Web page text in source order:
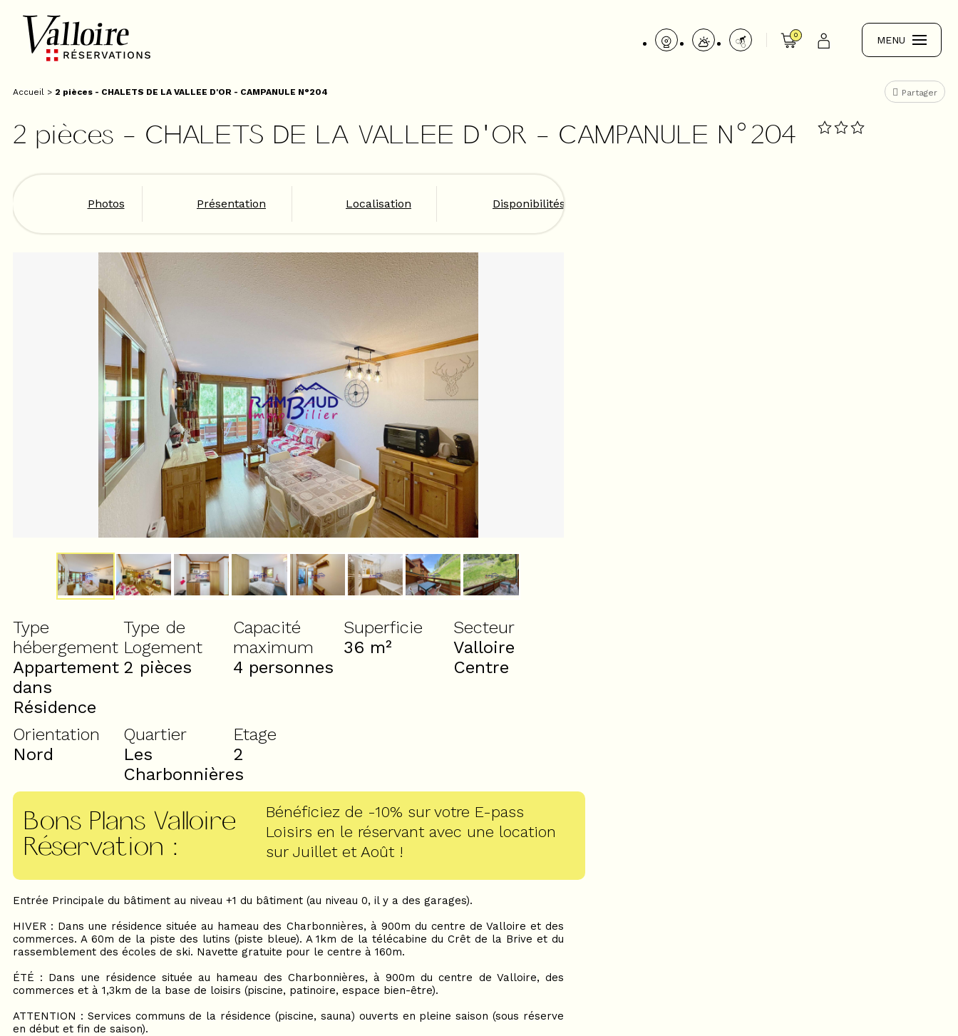
0 MENU
Accueil > 2 pièces - CHALETS DE LA VALLEE D'OR - CAMPANULE N°204 Partager
2 pièces - CHALETS DE LA VALLEE D'OR - CAMPANULE N°204
Photos Présentation Localisation Disponibilités
Type
hébergement
Appartement
dans
Résidence
Type de
Logement
2 pièces
Capacité
maximum
4 personnes
Superficie
36 m²
Secteur
Valloire
Centre
Orientation
Nord
Quartier
Les
Charbonnières
Etage
2
Bons Plans Valloire
Réservation :
Bénéficiez de -10% sur votre E-pass
Loisirs en le réservant avec une location
sur Juillet et Août !
Entrée Principale du bâtiment au niveau +1 du bâtiment (au niveau 0, il y a des garages).
HIVER : Dans une résidence située au hameau des Charbonnières, à 900m du centre de Valloire et des
commerces. A 60m de la piste des lutins (piste bleue). A 1km de la télécabine du Crêt de la Brive et du
rassemblement des écoles de ski. Navette gratuite pour le centre à 160m.
ÉTÉ : Dans une résidence située au hameau des Charbonnières, à 900m du centre de Valloire, des
commerces et à 1,3km de la base de loisirs (piscine, patinoire, espace bien-être).
ATTENTION : Services communs de la résidence (piscine, sauna) ouverts en pleine saison (sous réserve
en début et fin de saison).